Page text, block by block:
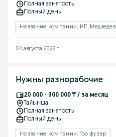
Полная занятость
Полный день
Название компании: ИП Медведев
04 августа 2026 г.
Нужны разнорабочие
20 000 - 300 000 ₸ / за месяц
Тайынша
Полная занятость
Полный день
Название компании: Тоо фузар